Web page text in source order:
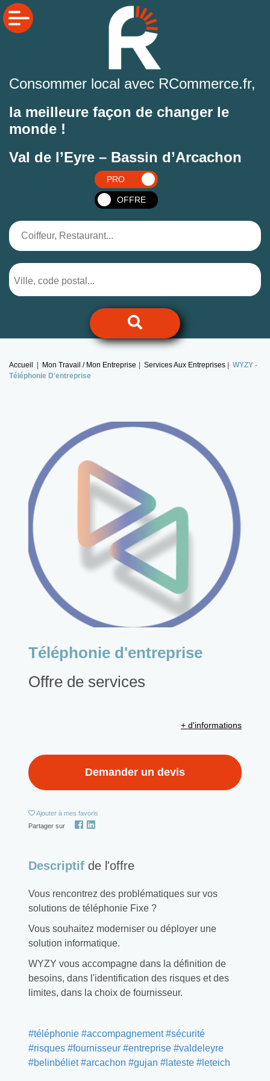
Consommer local avec RCommerce.fr,
la meilleure façon de changer le
monde !
Val de l’Eyre – Bassin d’Arcachon
PRO
OFFRE
Accueil Mon Travail / Mon Entreprise Services Aux Entreprises
WYZY -
Téléphonie D'entreprise
Téléphonie d'entreprise
Offre de services
+ d'informations
Demander un devis
Ajouter à mes favoris
Partager sur
Descriptif de l'offre
Vous rencontrez des problématiques sur vos
solutions de téléphonie Fixe ?
Vous souhaitez moderniser ou déployer une
solution informatique.
WYZY vous accompagne dans la définition de
besoins, dans l'identification des risques et des
limites, dans la choix de fournisseur.
#téléphonie #accompagnement #sécurité
#risques #fournisseur #entreprise #valdeleyre
#belinbéliet #arcachon #gujan #lateste #leteich